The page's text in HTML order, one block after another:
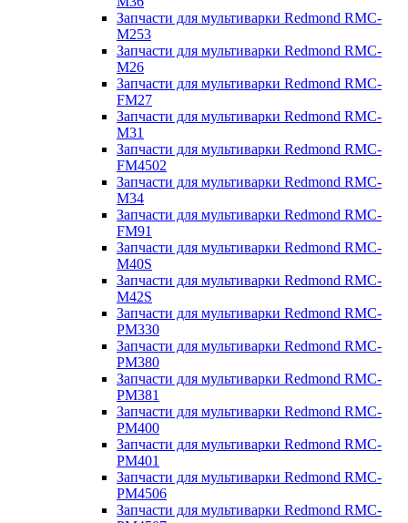
Запчасти для мультиварки Redmond RMC-
M253
Запчасти для мультиварки Redmond RMC-
M26
Запчасти для мультиварки Redmond RMC-
FM27
Запчасти для мультиварки Redmond RMC-
M31
Запчасти для мультиварки Redmond RMC-
FM4502
Запчасти для мультиварки Redmond RMC-
M34
Запчасти для мультиварки Redmond RMC-
FM91
Запчасти для мультиварки Redmond RMC-
M40S
Запчасти для мультиварки Redmond RMC-
M42S
Запчасти для мультиварки Redmond RMC-
PM330
Запчасти для мультиварки Redmond RMC-
PM380
Запчасти для мультиварки Redmond RMC-
PM381
Запчасти для мультиварки Redmond RMC-
PM400
Запчасти для мультиварки Redmond RMC-
PM401
Запчасти для мультиварки Redmond RMC-
PM4506
Запчасти для мультиварки Redmond RMC-